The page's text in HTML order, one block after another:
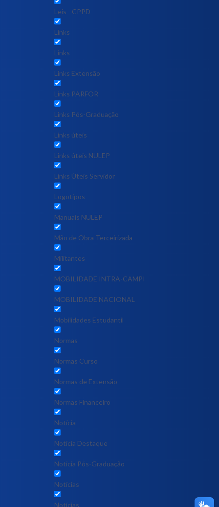
Leis - CPPD
Links
Links
Links Extensão
Links PARFOR
Links Pós-Graduação
Links úteis
Links úteis NULEP
Links Úteis Servidor
Logotipos
Manuais NULEP
Mão de Obra Terceirizada
Militantes
MOBILIDADE INTRA-CAMPI
MOBILIDADE NACIONAL
Mobilidades Estudantil
Normas
Normas Curso
Normas de Extensão
Normas Financeiro
Notícia
Notícia Destaque
Noticia Pós-Graduação
Notícias
Notícias